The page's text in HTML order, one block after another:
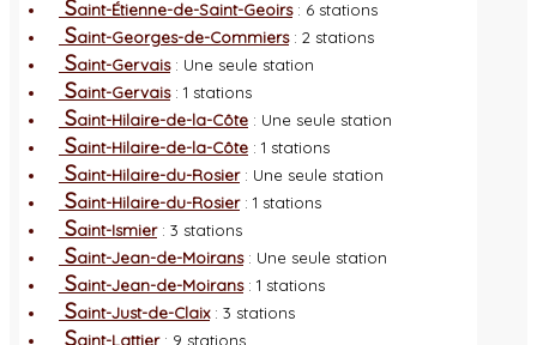
Saint-Étienne-de-Saint-Geoirs: 6 stations
Saint-Georges-de-Commiers: 2 stations
Saint-Gervais: Une seule station
Saint-Gervais: 1 stations
Saint-Hilaire-de-la-Côte : Une seule station
Saint-Hilaire-de-la-Côte : 1 stations
Saint-Hilaire-du-Rosier: Une seule station
Saint-Hilaire-du-Rosier: 1 stations
Saint-Ismier: 3 stations
Saint-Jean-de-Moirans: Une seule station
Saint-Jean-de-Moirans: 1 stations
Saint-Just-de-Claix: 3 stations
Saint-Lattier: 9 stations